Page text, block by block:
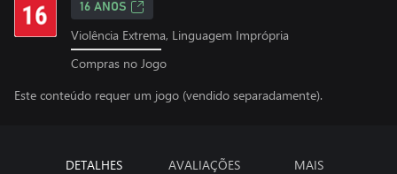
16 ANOS
Violência Extrema, Linguagem Imprópria
Compras no Jogo
Este conteúdo requer um jogo (vendido separadamente).
DETALHES AVALIAÇÕES MAIS